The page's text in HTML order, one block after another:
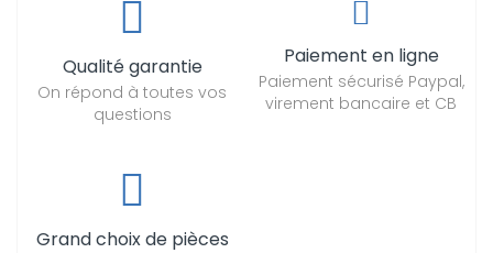
Qualité garantie
On répond à toutes vos
questions
Paiement en ligne
Paiement sécurisé Paypal,
virement bancaire et CB
Grand choix de pièces